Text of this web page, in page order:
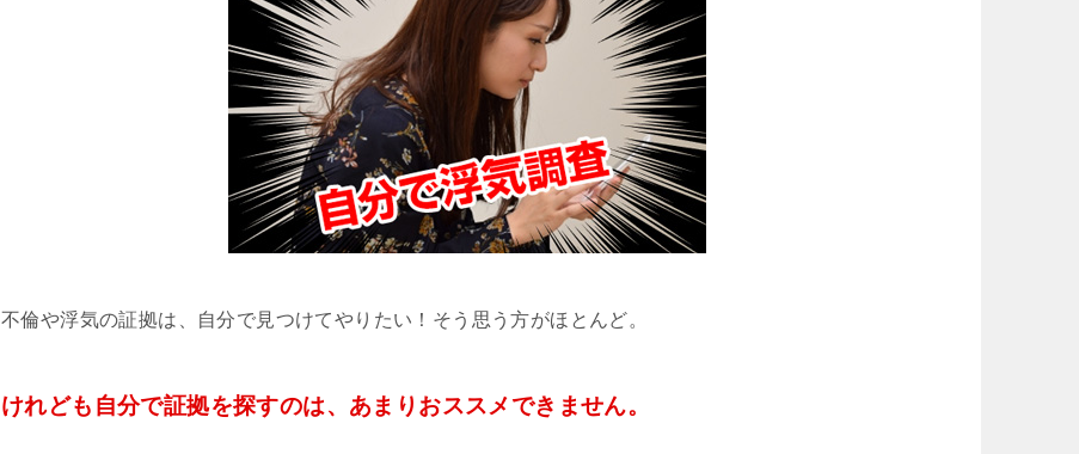
不倫や浮気の証拠は、自分で見つけてやりたい！そう思う方がほとんど。
けれども自分で証拠を探すのは、あまりおススメできません。